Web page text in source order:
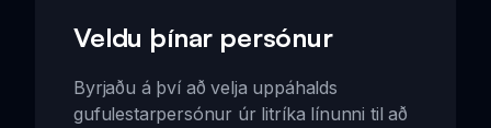
Veldu þínar persónur
Byrjaðu á því að velja uppáhalds
gufulestarpersónur úr litríka línunni til að